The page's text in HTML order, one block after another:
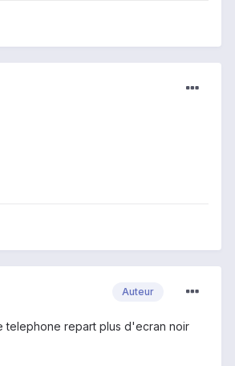
Auteur
telephone repart plus d'ecran noir